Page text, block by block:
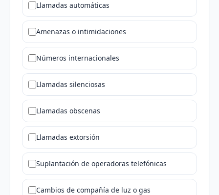
Llamadas automáticas
Amenazas o intimidaciones
Números internacionales
Llamadas silenciosas
Llamadas obscenas
Llamadas extorsión
Suplantación de operadoras telefónicas
Cambios de compañía de luz o gas